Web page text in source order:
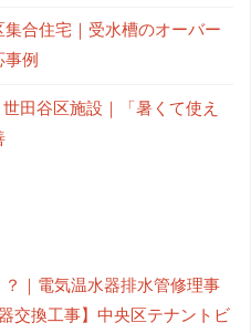
合住宅｜受水槽のオーバー
例
田谷区施設｜「暑くて使え
｜電気温水器排水管修理事
交換工事】中央区テナントビ